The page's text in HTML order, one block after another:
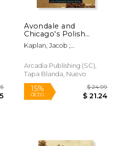
Avondale and
Chicago's Polish
Village (en Inglés)
Kaplan, Jacob ;
Rob
Arcadia Publishing (SC),
Tapa Blanda, Nuevo